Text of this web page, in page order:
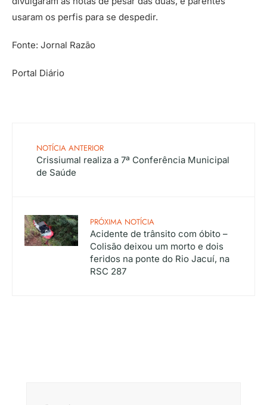
usaram os perfis para se despedir.
Fonte: Jornal Razão
Portal Diário
NOTÍCIA ANTERIOR
Crissiumal realiza a 7ª Conferência Municipal
de Saúde
PRÓXIMA NOTÍCIA
Acidente de trânsito com óbito –
Colisão deixou um morto e dois
feridos na ponte do Rio Jacuí, na
RSC 287